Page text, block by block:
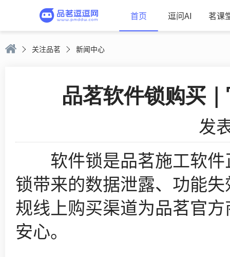
首页 逗问AI 茗课
关注品茗 新闻中心
品茗软件锁购买
发
软件锁是品茗施工软件
锁带来的数据泄露、功能
规线上购买渠道为品茗官
安心。